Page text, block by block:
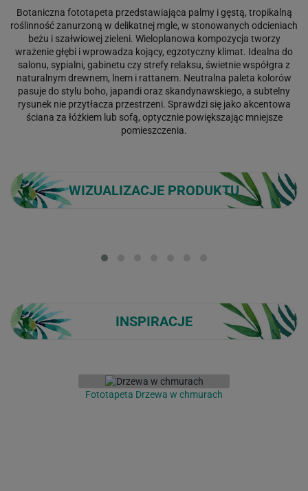
Botaniczna fototapeta przedstawiająca palmy i gęstą, tropikalną
roślinność zanurzoną w delikatnej mgle, w stonowanych odcieniach
beżu i szałwiowej zieleni. Wieloplanowa kompozycja tworzy
wrażenie głębi i wprowadza kojący, egzotyczny klimat. Idealna do
salonu, sypialni, gabinetu czy strefy relaksu, świetnie współgra z
naturalnym drewnem, lnem i rattanem. Neutralna paleta kolorów
pasuje do stylu boho, japandi oraz skandynawskiego, a subtelny
rysunek nie przytłacza przestrzeni. Sprawdzi się jako akcentowa
ściana za łóżkiem lub sofą, optycznie powiększając mniejsze
pomieszczenia.
WIZUALIZACJE PRODUKTU
INSPIRACJE
Fototapeta Drzewa w chmurach